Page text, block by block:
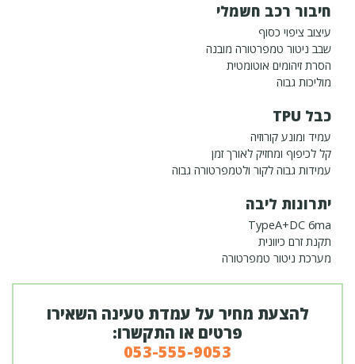
חיבור רכב חשמלי
עיצוב ציפוי כסוף
שבב ניטור טמפרטורה מובנה
הסרת זיהומים אוטומטית
מוליכות גבוה
כבל TPU
עמיד ומונע קורוזיה
קל לכיפוף ומחזיק לאורך זמן
עמידות גבוה לקור ולטמפרטורה גבוה
יתרונות ליבה
TypeA+DC 6ma
תקנת זרם כיוונית
מערכת ניטור טמפרטורה
להצעת מחיר על עמדת טעינה השאירו
פרטים או התקשרו:
053-555-9053